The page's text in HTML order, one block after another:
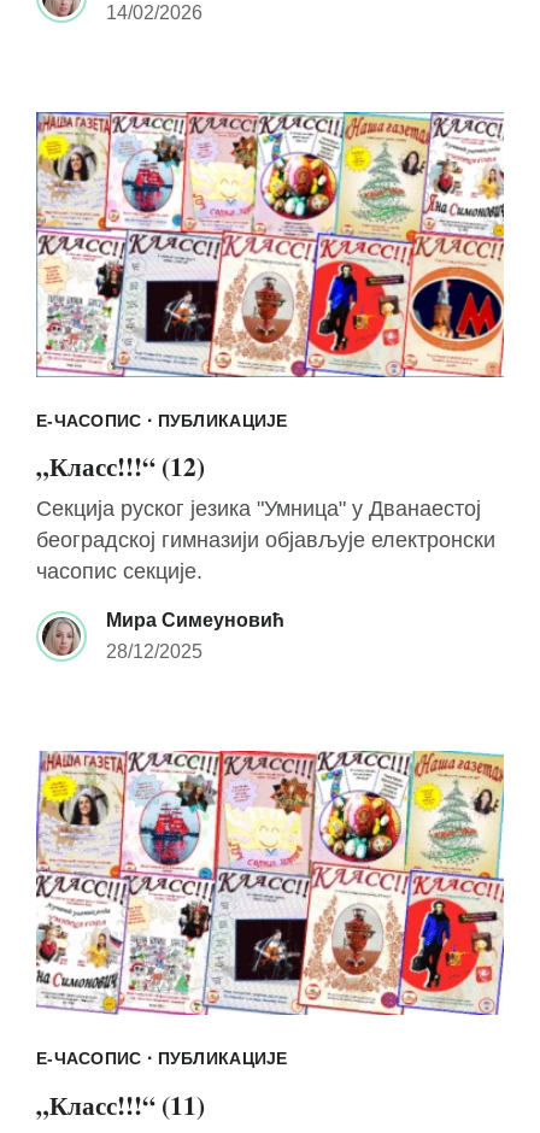
14/02/2026
Е-ЧАСОПИС · ПУБЛИКАЦИЈЕ
„Класс!!!“ (12)
Секција руског језика "Умница" у Дванаестој
београдској гимназији објављује електронски
часопис секције.
Мира Симеуновић
28/12/2025
Е-ЧАСОПИС · ПУБЛИКАЦИЈЕ
„Класс!!!“ (11)